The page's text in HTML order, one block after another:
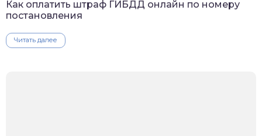
Как оплатить штраф ГИБДД онлайн по номеру
постановления
Читать далее